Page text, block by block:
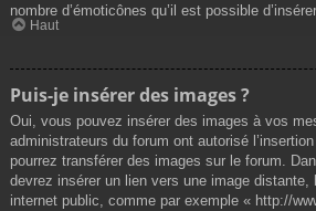
nombre d’émoticônes qu’il est possible
Haut
Puis-je insérer des images ?
Oui, vous pouvez insérer des images à vos
administrateurs du forum ont autorisé
pourrez transférer des images sur le forum.
devrez insérer un lien vers une image distante,
internet public, comme par exemple « http://